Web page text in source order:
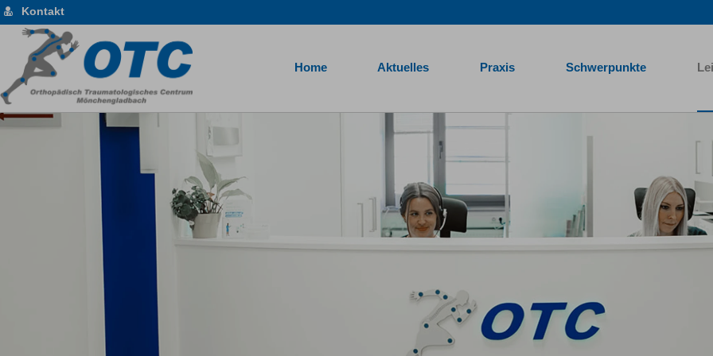
Kontakt
Home Aktuelles Praxis Schwerpunkte
Das Orthopädisch-Traumatologische Centrum Mönchengladbach heißt Sie